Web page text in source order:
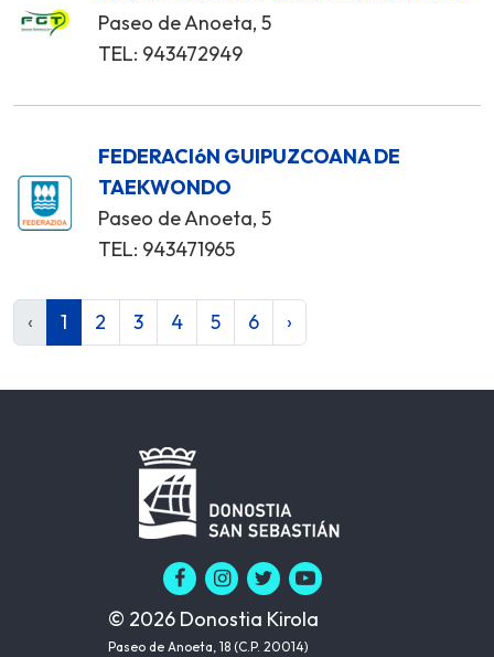
Paseo de Anoeta, 5
TEL: 943472949
FEDERACIóN GUIPUZCOANA DE
TAEKWONDO
Paseo de Anoeta, 5
TEL: 943471965
‹ 1 2 3 4 5 6 ›
© 2026 Donostia Kirola
Paseo de Anoeta, 18 (C.P. 20014)